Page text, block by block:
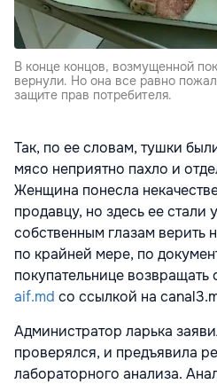
В конце концов, возмущенной
вернули. Но она все равно
защите прав потребителя.
Так, по ее словам, тушки
мясо неприятно пахло и
Женщина понесла
продавцу, но здесь ее стали
собственным глазам верить
по крайней мере, по
покупательнице возвращать
aif.md со ссылкой на
Администратор ларька
проверялся, и предъявила
лабораторного анализа.